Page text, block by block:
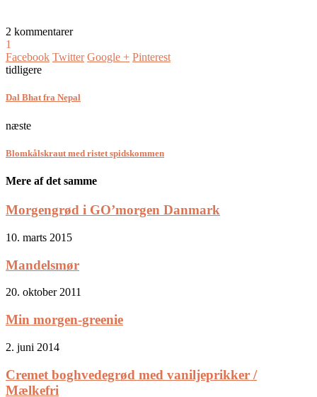
2 kommentarer
1
Facebook Twitter Google + Pinterest
tidligere
Dal Bhat fra Nepal
næste
Blomkålskraut med ristet spidskommen
Mere af det samme
Morgengrød i GO’morgen Danmark
10. marts 2015
Mandelsmør
20. oktober 2011
Min morgen-greenie
2. juni 2014
Cremet boghvedegrød med vaniljeprikker /
Mælkefri